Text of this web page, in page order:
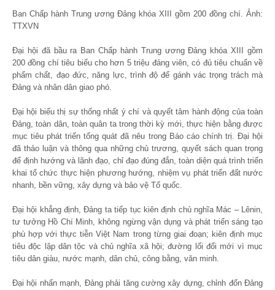
Ban Chấp hành Trung ương Đảng khóa XIII gồm 200 đồng chí. Ảnh:
TTXVN
Đại hội đã bầu ra Ban Chấp hành Trung ương Đảng khóa XIII gồm
200 đồng chí tiêu biểu cho hơn 5 triệu đảng viên, có đủ tiêu chuẩn về
phẩm chất, đạo đức, năng lực, trình độ để gánh vác trọng trách mà
Đảng và nhân dân giao phó.
Đại hội biểu thị sự thống nhất ý chí và quyết tâm hành động của toàn
Đảng, toàn dân, toàn quân ta trong thời kỳ mới, thực hiện bằng được
mục tiêu phát triển tổng quát đã nêu trong Báo cáo chính trị. Đại hội
đã thảo luận và thông qua những chủ trương, quyết sách quan trọng
để định hướng và lãnh đạo, chỉ đạo đúng đắn, toàn diện quá trình triển
khai tổ chức thực hiện phương hướng, nhiệm vụ phát triển đất nước
nhanh, bền vững, xây dựng và bảo vệ Tổ quốc.
Đại hội khẳng định, Đảng ta tiếp tục kiên định chủ nghĩa Mác – Lênin,
tư tưởng Hồ Chí Minh, không ngừng vận dụng và phát triển sáng tạo
phù hợp với thực tiễn Việt Nam trong từng giai đoạn; kiên định mục
tiêu độc lập dân tộc và chủ nghĩa xã hội; đường lối đổi mới vì mục
tiêu dân giàu, nước mạnh, dân chủ, công bằng, văn minh.
Đại hội nhấn mạnh, Đảng phải tăng cường xây dựng, chỉnh đốn Đảng